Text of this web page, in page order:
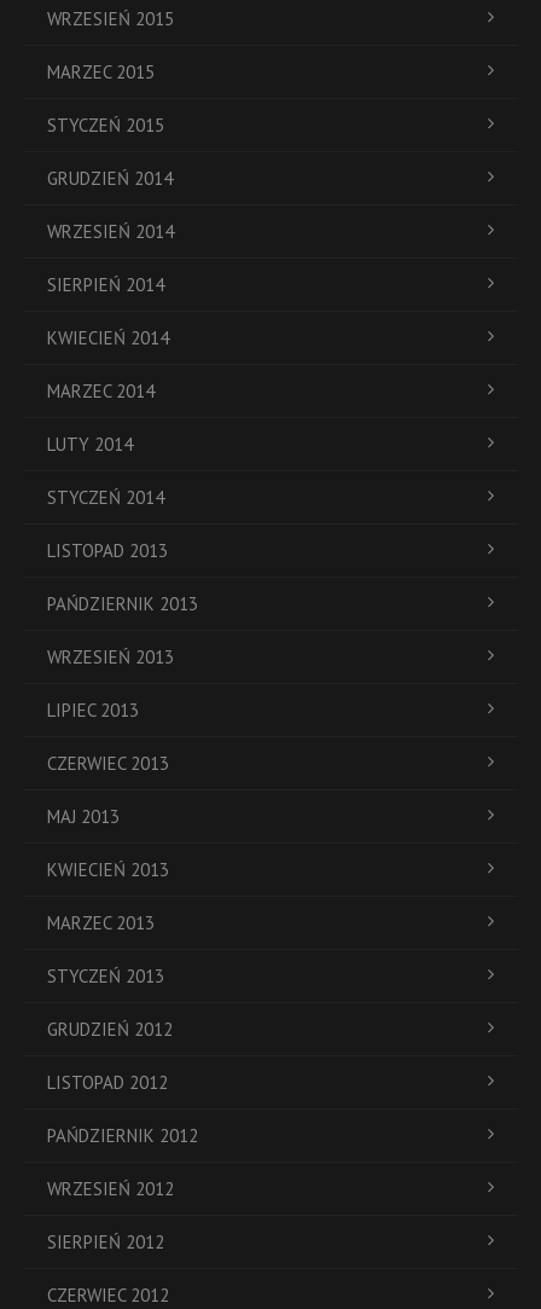
WRZESIEŃ 2015
MARZEC 2015
STYCZEŃ 2015
GRUDZIEŃ 2014
WRZESIEŃ 2014
SIERPIEŃ 2014
KWIECIEŃ 2014
MARZEC 2014
LUTY 2014
STYCZEŃ 2014
LISTOPAD 2013
PAŃDZIERNIK 2013
WRZESIEŃ 2013
LIPIEC 2013
CZERWIEC 2013
MAJ 2013
KWIECIEŃ 2013
MARZEC 2013
STYCZEŃ 2013
GRUDZIEŃ 2012
LISTOPAD 2012
PAŃDZIERNIK 2012
WRZESIEŃ 2012
SIERPIEŃ 2012
CZERWIEC 2012